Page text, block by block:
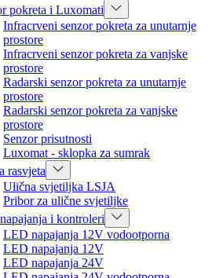
pokreta i Luxomati
Infracrveni senzor pokreta za unutarnje
prostore
Infracrveni senzor pokreta za vanjske
prostore
Radarski senzor pokreta za unutarnje
prostore
Radarski senzor pokreta za vanjske
prostore
Senzor prisutnosti
Luxomat - sklopka za sumrak
rasvjeta
Ulična svjetiljka LSJA
Pribor za ulične svjetiljke
i kontroleri
LED napajanja 12V vodootporna
LED napajanja 12V
LED napajanja 24V